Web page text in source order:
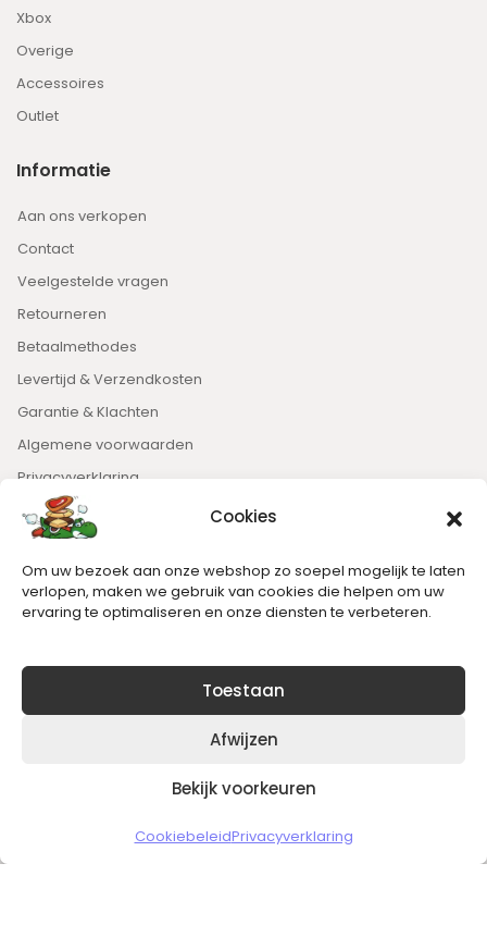
Cookies
Om uw bezoek aan onze webshop zo soepel mogelijk te laten
verlopen, maken we gebruik van cookies die helpen om uw
ervaring te optimaliseren en onze diensten te verbeteren.
Toestaan
Afwijzen
Bekijk voorkeuren
CookiebeleidPrivacyverklaring
Xbox
Overige
Accessoires
Outlet
Informatie
Aan ons verkopen
Contact
Veelgestelde vragen
Retourneren
Betaalmethodes
Levertijd & Verzendkosten
Garantie & Klachten
Algemene voorwaarden
Privacyverklaring
Nieuwsbrief
Blijft op de hoogte van het laatste nieuws.